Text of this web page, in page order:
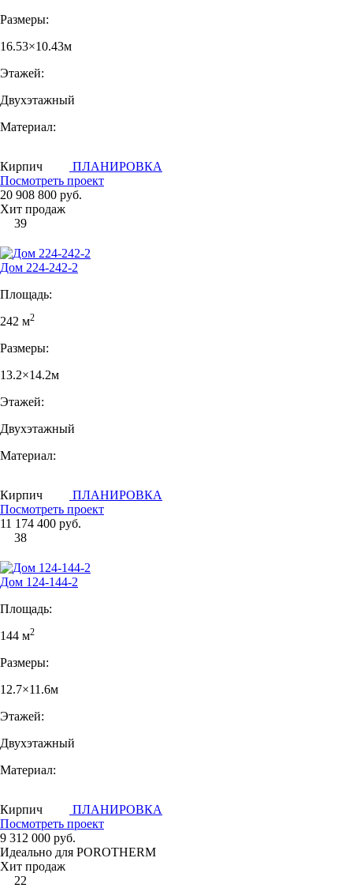
Размеры:
16.53×10.43м
Этажей:
Двухэтажный
Материал:
Кирпич
ПЛАНИРОВКА
Посмотреть проект
20 908 800 руб.
Хит продаж
39
Дом 224-242-2
Площадь:
242 м2
Размеры:
13.2×14.2м
Этажей:
Двухэтажный
Материал:
Кирпич
ПЛАНИРОВКА
Посмотреть проект
11 174 400 руб.
38
Дом 124-144-2
Площадь:
144 м2
Размеры:
12.7×11.6м
Этажей:
Двухэтажный
Материал:
Кирпич
ПЛАНИРОВКА
Посмотреть проект
9 312 000 руб.
Идеально для POROTHERM
Хит продаж
22